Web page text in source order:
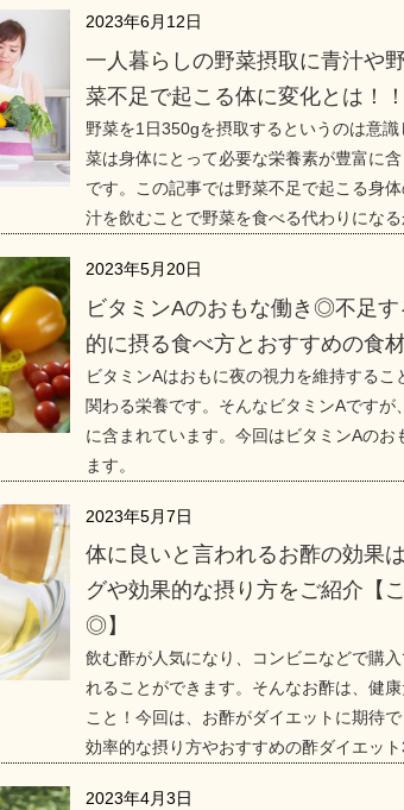
2023年6月12日
一人暮らしの野菜摂取に青汁や
菜不足で起こる体に変化とは！！
野菜を1日350gを摂取するというのは意
菜は身体にとって必要な栄養素が豊富に
です。この記事では野菜不足で起こる身
汁を飲むことで野菜を食べる代わりになる
2023年5月20日
ビタミンAのおもな働き◎不足
的に摂る食べ方とおすすめの食
ビタミンAはおもに夜の視力を維持する
関わる栄養です。そんなビタミンAです
に含まれています。今回はビタミンAの
ます。
2023年5月7日
体に良いと言われるお酢の効果
グや効果的な摂り方をご紹介【
◎】
飲む酢が人気になり、コンビニなどで購
れることができます。そんなお酢は、健
こと！今回は、お酢がダイエットに期待
効率的な摂り方やおすすめの酢ダイエット
2023年4月3日